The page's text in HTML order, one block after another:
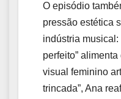
O episódio
pressão estética
indústria musical:
perfeito”
visual feminino
trincada”, Ana